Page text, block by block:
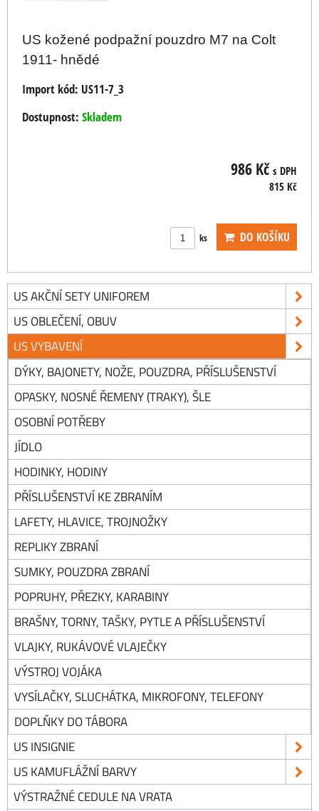
US kožené podpažní pouzdro M7 na Colt
1911- hnědé
Import kód: US11-7_3
Dostupnost: Skladem
986 Kč s DPH
815 Kč
ks DO KOŠÍKU
US AKČNÍ SETY UNIFOREM
US OBLEČENÍ, OBUV
US VYBAVENÍ
DÝKY, BAJONETY, NOŽE, POUZDRA, PŘÍSLUŠENSTVÍ
OPASKY, NOSNÉ ŘEMENY (TRAKY), ŠLE
OSOBNÍ POTŘEBY
JÍDLO
HODINKY, HODINY
PŘÍSLUŠENSTVÍ KE ZBRANÍM
LAFETY, HLAVICE, TROJNOŽKY
REPLIKY ZBRANÍ
SUMKY, POUZDRA ZBRANÍ
POPRUHY, PŘEZKY, KARABINY
BRAŠNY, TORNY, TAŠKY, PYTLE A PŘÍSLUŠENSTVÍ
VLAJKY, RUKÁVOVÉ VLAJEČKY
VÝSTROJ VOJÁKA
VYSÍLAČKY, SLUCHÁTKA, MIKROFONY, TELEFONY
DOPLŇKY DO TÁBORA
US INSIGNIE
US KAMUFLÁŽNÍ BARVY
VÝSTRAŽNÉ CEDULE NA VRATA